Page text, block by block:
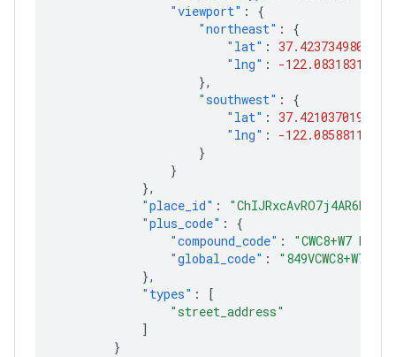
"viewport" :
{
"northeast" :
{
"lat" : 37.4237349802915
"lng" :
-
},
"southwest" :
{
"lat" : 37.4210370197085
"lng" :
-
}
}
},
"place_id" :
"plus_code" :
{
"compound_code" :
"CWC8+W7
"global_code" :
"849VCWC8+W7"
},
"types" :
[
"street_address"
]
}